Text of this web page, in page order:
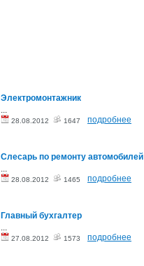
Электромонтажник
28.08.2012 1647 подробнее
Слесарь по ремонту автомобилей
28.08.2012 1465 подробнее
Главный бухгалтер
...
27.08.2012 1573 подробнее